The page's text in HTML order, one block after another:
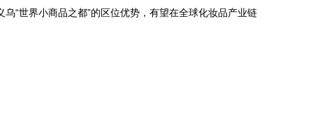
“世界小商品之都”的区位优势，有望在全球化妆品产业链